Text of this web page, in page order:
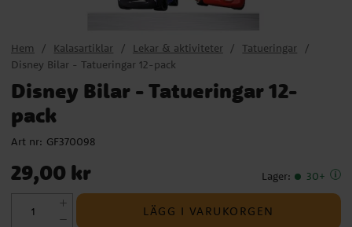
Hem Kalasartiklar Lekar & aktiviteter
Tatueringar
Disney Bilar - Tatueringar 12-pack
Disney Bilar - Tatueringar 12-
pack
Art nr: GF370098
Pris: 29,00 kr
29,00 kr Lager: 30+
LÄGG I VARUKORGEN